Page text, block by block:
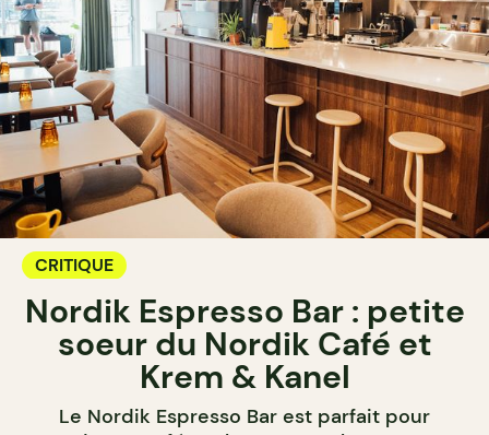
CRITIQUE
Nordik Espresso Bar : petite
soeur du Nordik Café et
Krem & Kanel
Le Nordik Espresso Bar est parfait pour